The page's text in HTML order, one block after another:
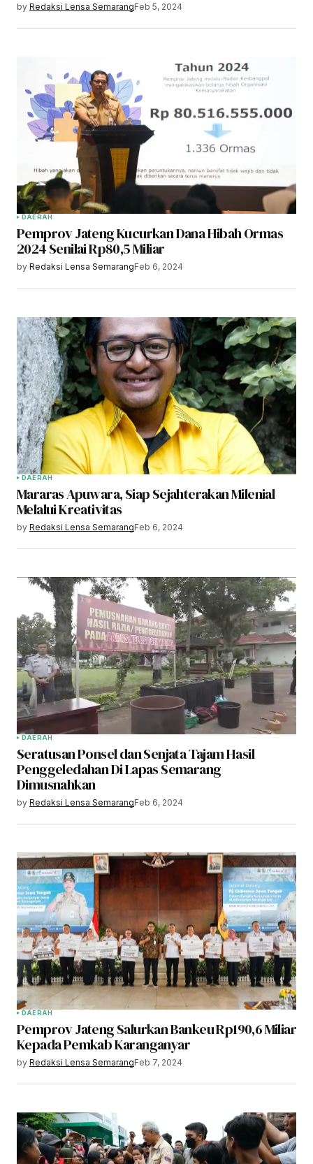
by Redaksi Lensa SemarangFeb 5, 2024
DAERAH
Pemprov Jateng Kucurkan Dana Hibah Ormas
2024 Senilai Rp80,5 Miliar
by Redaksi Lensa SemarangFeb 6, 2024
DAERAH
Mararas Apuwara, Siap Sejahterakan Milenial
Melalui Kreativitas
by Redaksi Lensa SemarangFeb 6, 2024
DAERAH
Seratusan Ponsel dan Senjata Tajam Hasil
Penggeledahan Di Lapas Semarang
Dimusnahkan
by Redaksi Lensa SemarangFeb 6, 2024
DAERAH
Pemprov Jateng Salurkan Bankeu Rp190,6 Miliar
Kepada Pemkab Karanganyar
by Redaksi Lensa SemarangFeb 7, 2024